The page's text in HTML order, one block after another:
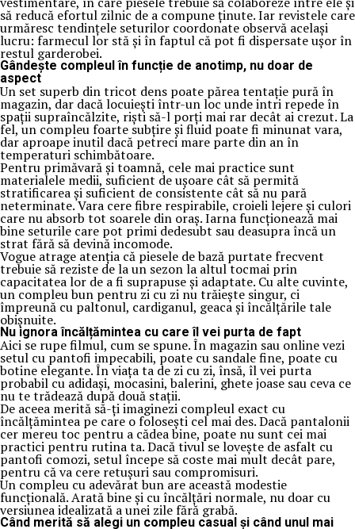
să reducă efortul zilnic de a compune ținute. Iar revistele care
urmăresc tendințele seturilor coordonate observă același
lucru: farmecul lor stă și în faptul că pot fi dispersate ușor în
restul garderobei.
Gândește compleul în funcție de anotimp, nu doar de
aspect
Un set superb din tricot dens poate părea tentație pură în
magazin, dar dacă locuiești într-un loc unde intri repede în
spații supraîncălzite, riști să-l porți mai rar decât ai crezut. La
fel, un compleu foarte subțire și fluid poate fi minunat vara,
dar aproape inutil dacă petreci mare parte din an în
temperaturi schimbătoare.
Pentru primăvară și toamnă, cele mai practice sunt
materialele medii, suficient de ușoare cât să permită
stratificarea și suficient de consistente cât să nu pară
neterminate. Vara cere fibre respirabile, croieli lejere și culori
care nu absorb tot soarele din oraș. Iarna funcționează mai
bine seturile care pot primi dedesubt sau deasupra încă un
strat fără să devină incomode.
Vogue atrage atenția că piesele de bază purtate frecvent
trebuie să reziste de la un sezon la altul tocmai prin
capacitatea lor de a fi suprapuse și adaptate. Cu alte cuvinte,
un compleu bun pentru zi cu zi nu trăiește singur, ci
împreună cu paltonul, cardiganul, geaca și încălțările tale
obișnuite.
Nu ignora încălțămintea cu care îl vei purta de fapt
Aici se rupe filmul, cum se spune. În magazin sau online vezi
setul cu pantofi impecabili, poate cu sandale fine, poate cu
botine elegante. În viața ta de zi cu zi, însă, îl vei purta
probabil cu adidași, mocasini, balerini, ghete joase sau ceva ce
nu te trădează după două stații.
De aceea merită să-ți imaginezi compleul exact cu
încălțămintea pe care o folosești cel mai des. Dacă pantalonii
cer mereu toc pentru a cădea bine, poate nu sunt cei mai
practici pentru rutina ta. Dacă tivul se lovește de asfalt cu
pantofi comozi, setul începe să coste mai mult decât pare,
pentru că va cere retușuri sau compromisuri.
Un compleu cu adevărat bun are această modestie
funcțională. Arată bine și cu încălțări normale, nu doar cu
versiunea idealizată a unei zile fără grabă.
Când merită să alegi un compleu casual și când unul mai